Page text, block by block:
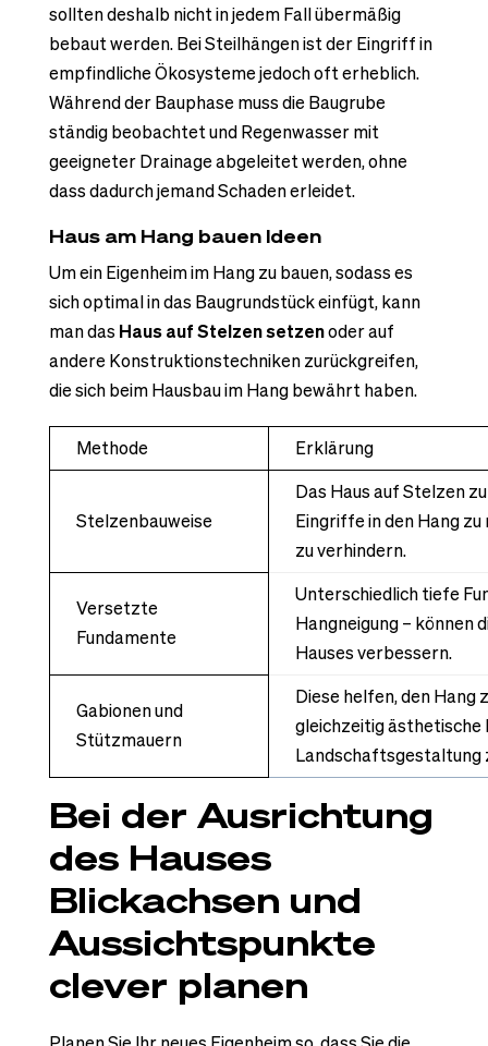
sollten deshalb nicht in jedem Fall übermäßig
bebaut werden. Bei Steilhängen ist der Eingriff in
empfindliche Ökosysteme jedoch oft erheblich.
Während der Bauphase muss die Baugrube
ständig beobachtet und Regenwasser mit
geeigneter Drainage abgeleitet werden, ohne
dass dadurch jemand Schaden erleidet.
Haus am Hang bauen Ideen
Um ein Eigenheim im Hang zu bauen, sodass es
sich optimal in das Baugrundstück einfügt, kann
man das Haus auf Stelzen setzenoder auf
andere Konstruktionstechniken zurückgreifen,
die sich beim Hausbau im Hang bewährt haben.
Methode Erklärung
Stelzenbauweise
Das Haus auf Stelzen
Eingriffe in den Hang
zu verhindern.
Versetzte
Fundamente
Unterschiedlich tiefe
Hangneigung – können
Hauses verbessern.
Gabionen und
Stützmauern
Diese helfen, den Hang
gleichzeitig ästhetische
Landschaftsgestaltung
Bei der Ausrichtung
des Hauses
Blickachsen und
Aussichtspunkte
clever planen